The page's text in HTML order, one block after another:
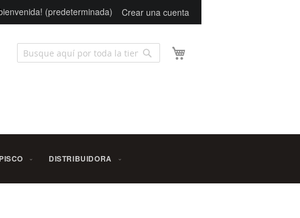
(predeterminada) Crear una cuenta
Buscar
PISCO DISTRIBUIDORA